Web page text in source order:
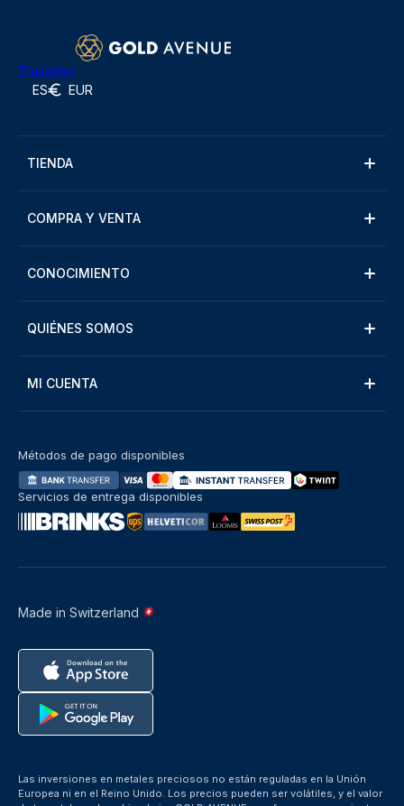
Trustpilot
ES EUR
TIENDA
COMPRA Y VENTA
CONOCIMIENTO
QUIÉNES SOMOS
MI CUENTA
Made in Switzerland
Métodos de pago disponibles
Servicios de entrega disponibles
Las inversiones en metales preciosos no están reguladas en la Unión
Europea ni en el Reino Unido. Los precios pueden ser volátiles, y el valor